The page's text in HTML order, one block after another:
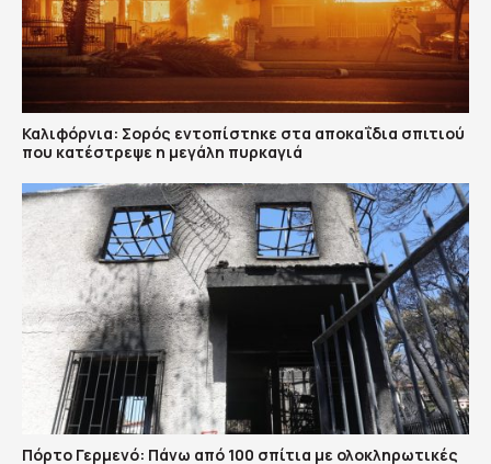
Καλιφόρνια: Σορός εντοπίστηκε στα αποκαΐδια σπιτιού
που κατέστρεψε η μεγάλη πυρκαγιά
Πόρτο Γερμενό: Πάνω από 100 σπίτια με ολοκληρωτικές